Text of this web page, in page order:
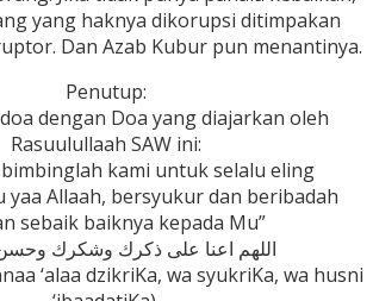
yang haknya dikorupsi ditimpakan
Dan Azab Kubur pun menantinya.
Penutup:
dengan Doa yang diajarkan oleh
Rasuulullaah SAW ini:
bimbinglah kami untuk selalu eling
yaa Allaah, bersyukur dan beribadah
sebaik baiknya kepada Mu”
اللهم اعنا على ذكرك وشكرك
‘alaa dzikriKa, wa syukriKa, wa husni